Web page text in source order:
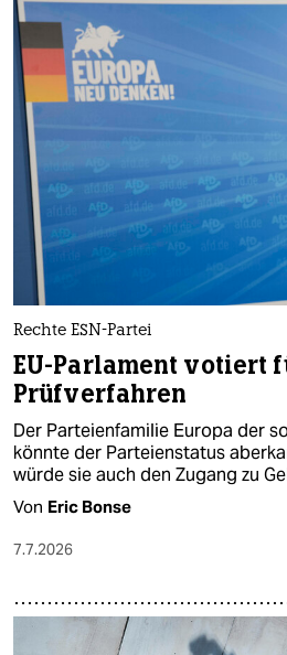
Rechte ESN-Partei
EU-Parlament votiert
Prüfverfahren
Der Parteienfamilie Europa der
könnte der Parteienstatus
würde sie auch den Zugang zu
Von Eric Bonse
7.7.2026